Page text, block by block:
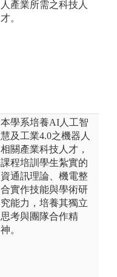
人產業所需之科技人
才。
本學系培養AI人工智
慧及工業4.0之機器人
相關產業科技人才，
課程培訓學生紮實的
資通訊理論、機電整
合實作技能與學術研
究能力，培養其獨立
思考與團隊合作精
神。